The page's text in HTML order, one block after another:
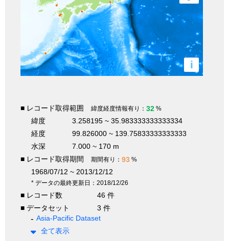
i
■ レコード取得範囲 緯度経度情報有り： 32 %
緯度
3.258195 ~ 35.983333333333334
経度
99.826000 ~ 139.75833333333333
水深
7.000 ~ 170 m
■ レコード取得期間
期間有り： 93 %
1968/07/12 ~ 2013/12/12
* データの最終更新日：2018/12/26
■ レコード数
46 件
■ データセット
3 件
Asia-Pacific Dataset
全て表示